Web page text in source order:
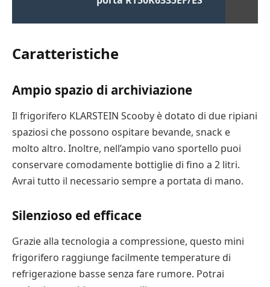
Caratteristiche
Ampio spazio di archiviazione
Il frigorifero KLARSTEIN Scooby è dotato di due ripiani
spaziosi che possono ospitare bevande, snack e
molto altro. Inoltre, nell’ampio vano sportello puoi
conservare comodamente bottiglie di fino a 2 litri.
Avrai tutto il necessario sempre a portata di mano.
Silenzioso ed efficace
Grazie alla tecnologia a compressione, questo mini
frigorifero raggiunge facilmente temperature di
refrigerazione basse senza fare rumore. Potrai